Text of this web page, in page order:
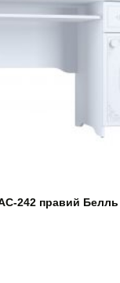
242 правий Белль